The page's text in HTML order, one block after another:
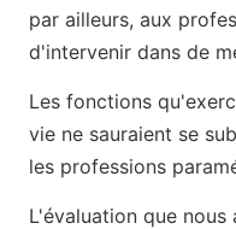
par ailleurs, aux
d'intervenir dans de
Les fonctions
vie ne sauraient se
les professions
L'évaluation que